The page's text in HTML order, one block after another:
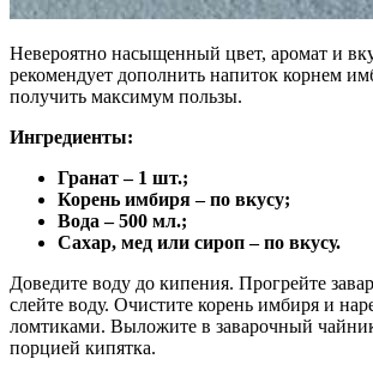
Невероятно насыщенный цвет, аромат и
рекомендует дополнить напиток корнем
получить максимум пользы.
Ингредиенты:
Гранат – 1 шт.;
Корень имбиря – по вкусу;
Вода – 500 мл.;
Сахар, мед или сироп – по вкусу.
Доведите воду до кипения. Прогрейте
слейте воду. Очистите корень имбиря и
ломтиками. Выложите в заварочный
порцией кипятка.